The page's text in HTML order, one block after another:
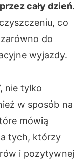
cały dzień.
co
do
wyjazdy.
nie tylko
w sposób na
mówią
tych, którzy
i pozytywnej